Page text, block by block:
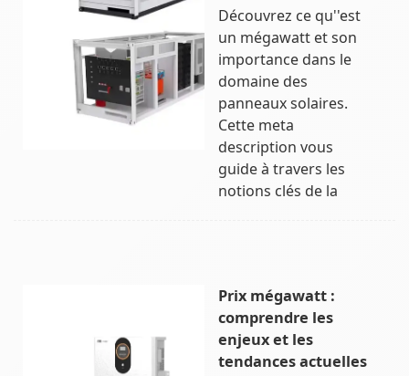
Découvrez ce qu''est
un mégawatt et son
importance dans le
domaine des
panneaux solaires.
Cette meta
description vous
guide à travers les
notions clés de la
Prix mégawatt :
comprendre les
enjeux et les
tendances actuelles